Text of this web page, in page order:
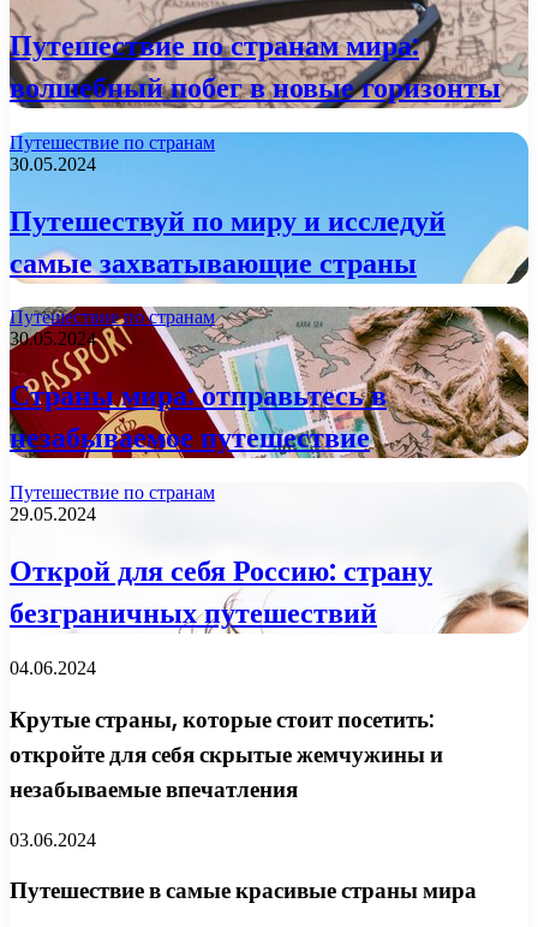
Путешествие по странам мира:
волшебный побег в новые горизонты
Путешествие по странам
30.05.2024
Путешествуй по миру и исследуй
самые захватывающие страны
Путешествие по странам
30.05.2024
Страны мира: отправьтесь в
незабываемое путешествие
Путешествие по странам
29.05.2024
Открой для себя Россию: страну
безграничных путешествий
04.06.2024
Крутые страны, которые стоит посетить:
откройте для себя скрытые жемчужины и
незабываемые впечатления
03.06.2024
Путешествие в самые красивые страны мира